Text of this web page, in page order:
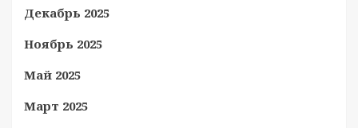
Декабрь 2025
Ноябрь 2025
Май 2025
Март 2025